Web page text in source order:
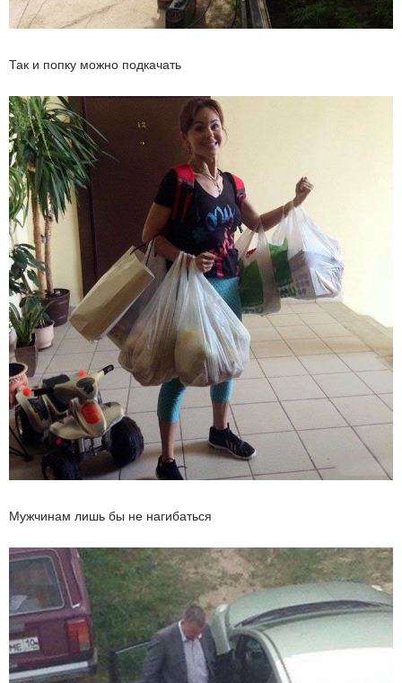
Так и попку можно подкачать
Мужчинам лишь бы не нагибаться